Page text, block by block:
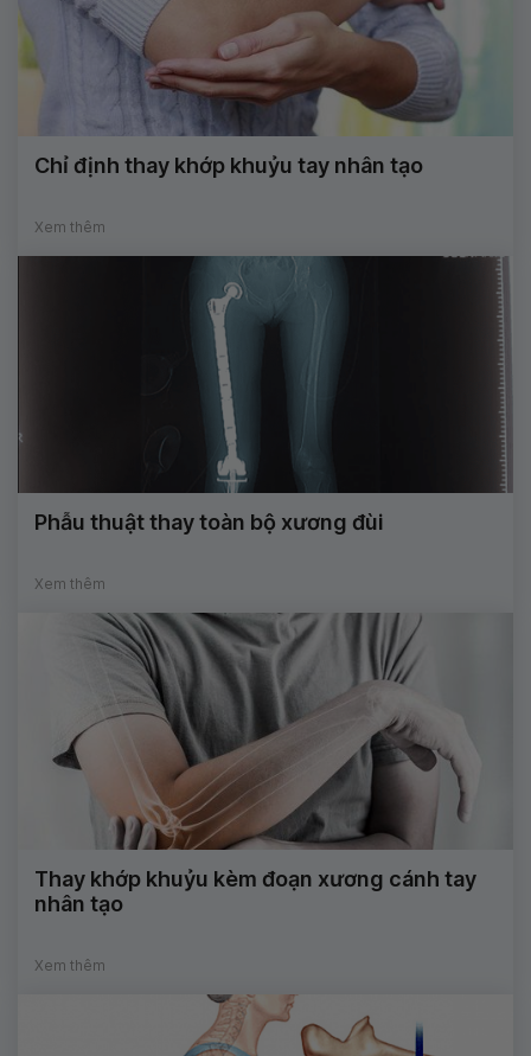
Chỉ định thay khớp khuỷu tay nhân tạo
Xem thêm
Phẫu thuật thay toàn bộ xương đùi
Xem thêm
Thay khớp khuỷu kèm đoạn xương cánh tay
nhân tạo
Xem thêm